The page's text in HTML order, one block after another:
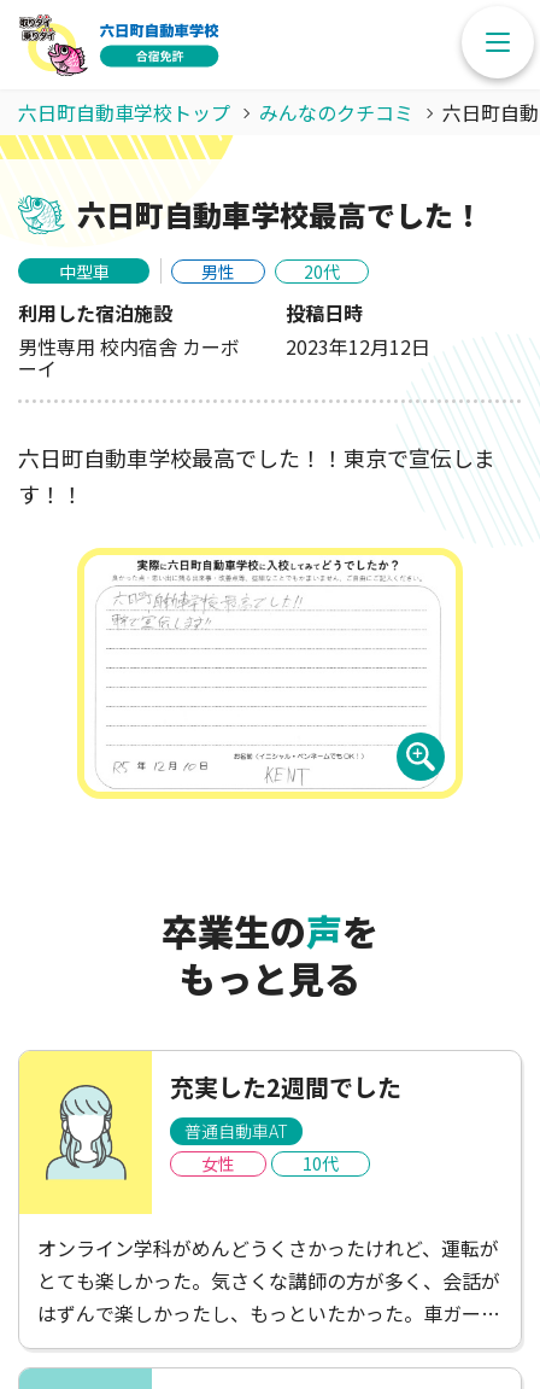
六日町自動車学校トップ みんなのクチコミ 六日町自
六日町自動車学校最高でした！
中型車 男性 20代
利用した宿泊施設
男性専用 校内宿舎 カーボ
ーイ
投稿日時
2023年12月12日
六日町自動車学校最高でした！！東京で宣伝しま
す！！
卒業生の声を
もっと見る
充実した2週間でした
普通自動車AT
女性
10代
オンライン学科がめんどうくさかったけれど、運転が
とても楽しかった。気さくな講師の方が多く、会話が
はずんで楽しかったし、もっといたかった。車ガール
は遠くて不便だと感じたけれど、たくさんごはんやさ
んがあって楽しかったし、講師の方がお店を教えてく